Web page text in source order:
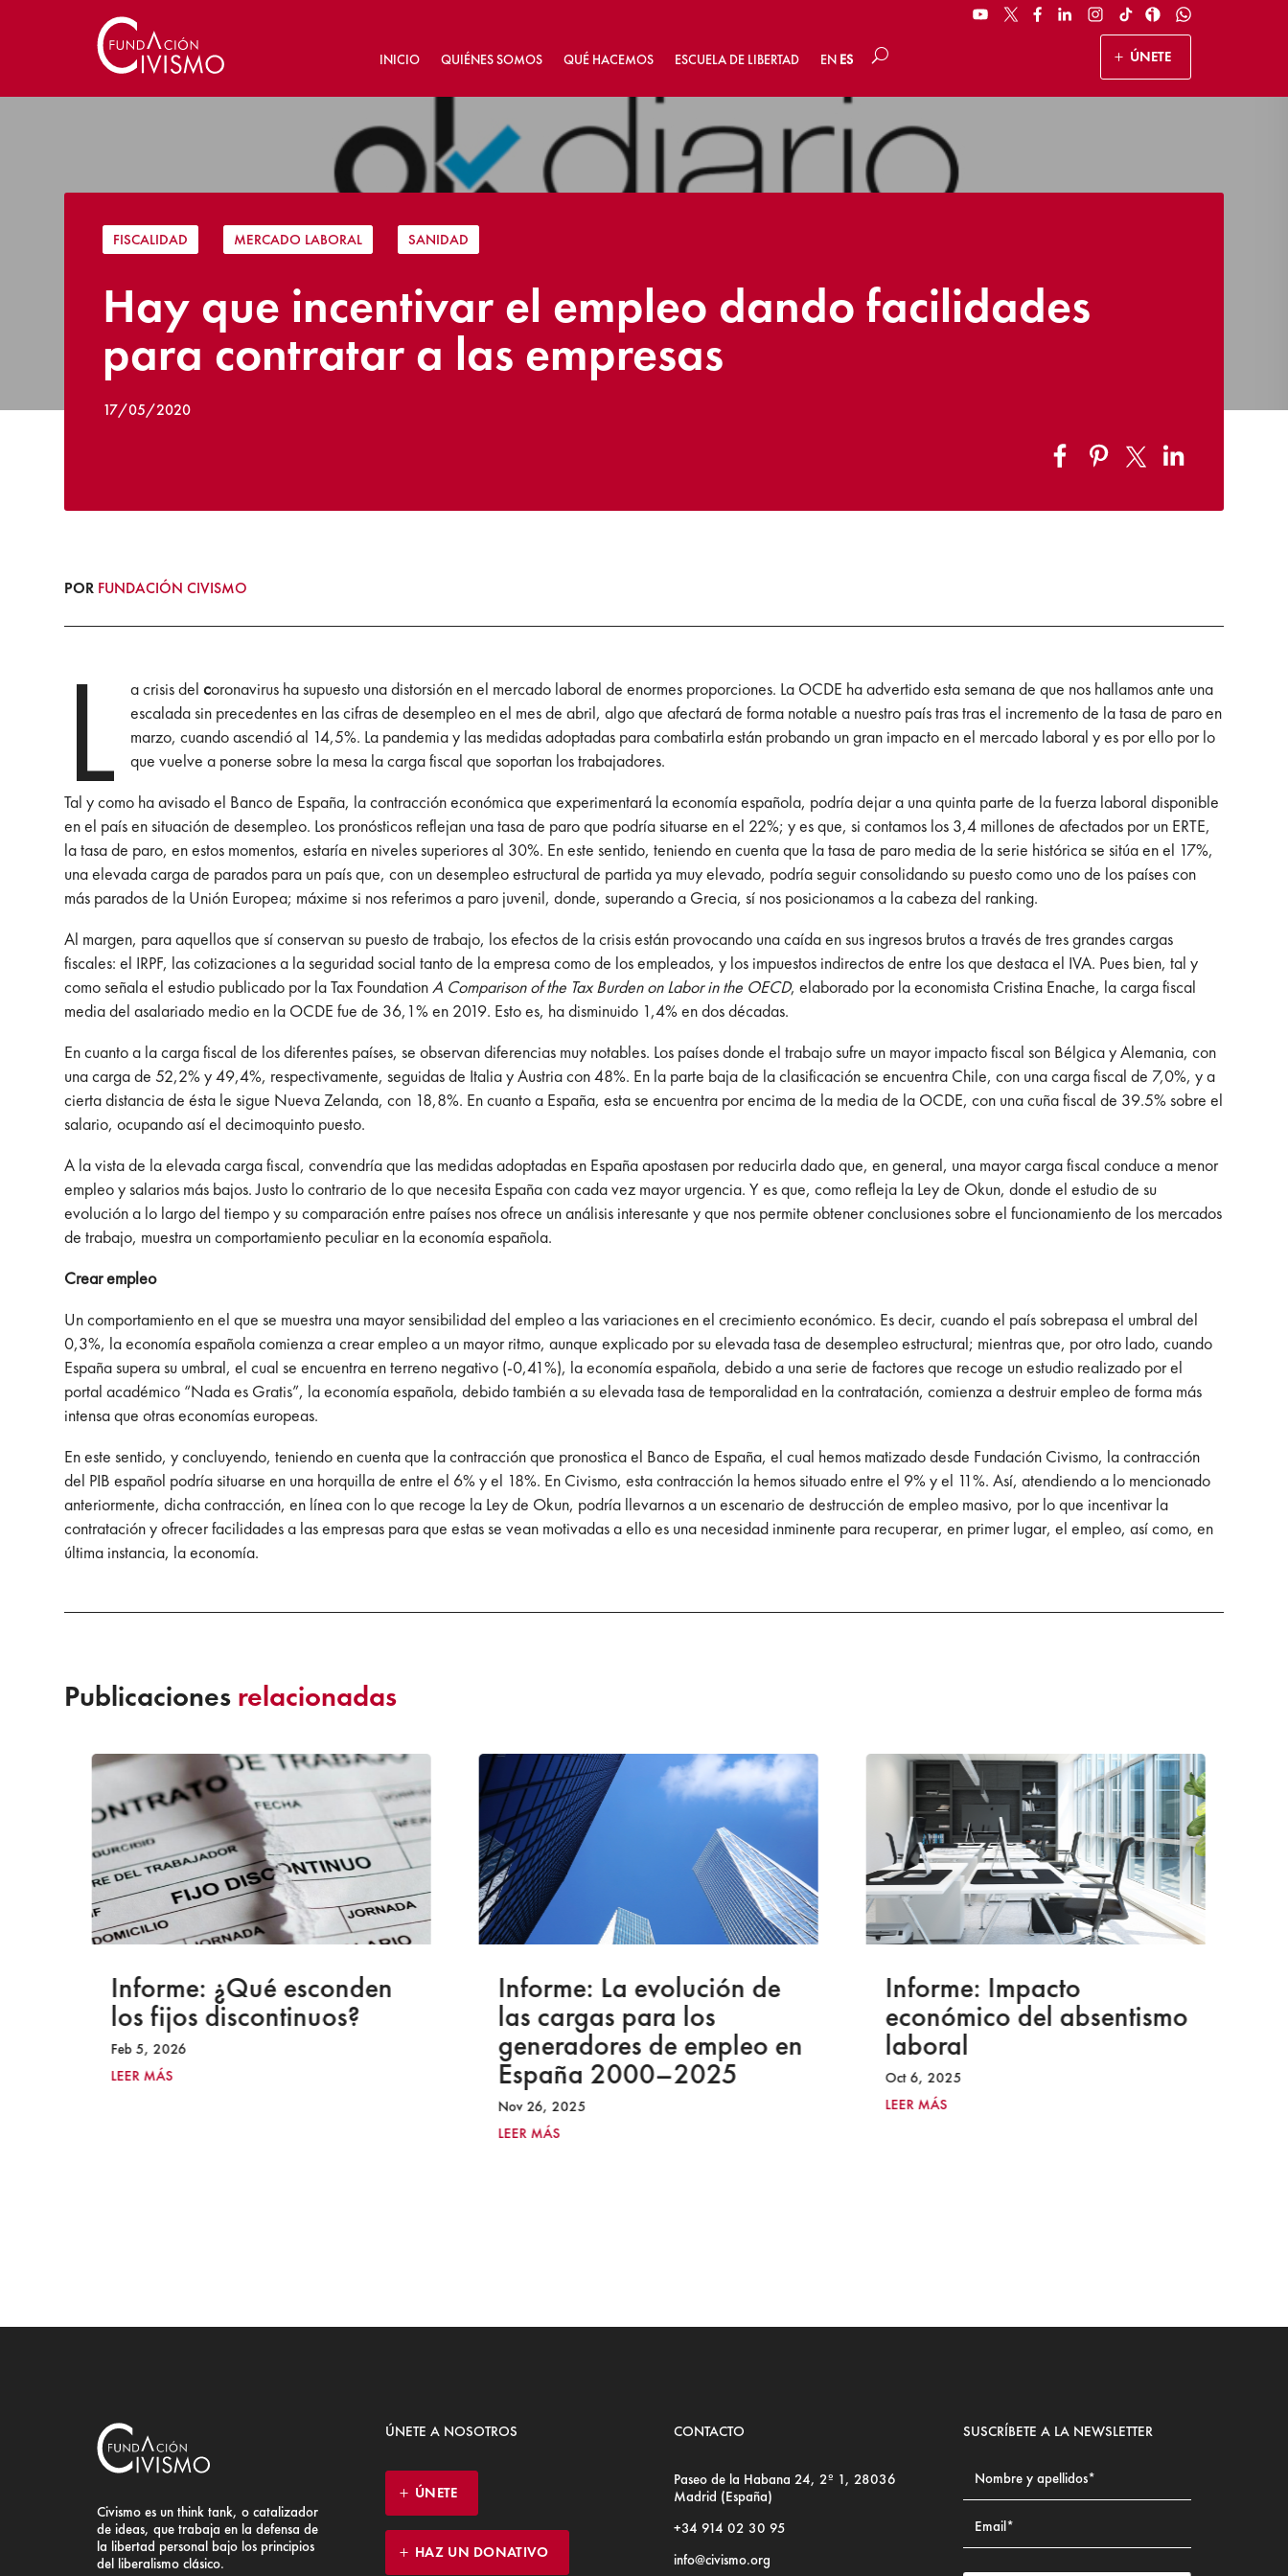
INICIO QUIÉNES SOMOS QUÉ HACEMOS ESCUELA DE LIBERTAD EN ES ÚNETE
FISCALIDAD MERCADO LABORAL SANIDAD
Hay que incentivar el empleo dando facilidades
para contratar a las empresas
17/05/2020
POR FUNDACIÓN CIVISMO
L a crisis delcoronavirus ha supuesto una distorsión en el mercado laboral de enormes proporciones. La OCDE ha advertido esta semana de que nos hallamos ante una
escalada sin precedentes en las cifras de desempleo en el mes de abril, algo que afectará de forma notable a nuestro país tras tras el incremento de la tasa de paro en
marzo, cuando ascendió al 14,5%. La pandemia y las medidas adoptadas para combatirla están probando un gran impacto en el mercado laboral y es por ello por lo
que vuelve a ponerse sobre la mesa la carga fiscal que soportan los trabajadores.
Tal y como ha avisado el Banco de España, la contracción económica que experimentará la economía española, podría dejar a una quinta parte de la fuerza laboral disponible
en el país en situación de desempleo. Los pronósticos reflejan una tasa de paro que podría situarse en el 22%; y es que, si contamos los 3,4 millones de afectados por un ERTE,
la tasa de paro, en estos momentos, estaría en niveles superiores al 30%. En este sentido, teniendo en cuenta que la tasa de paro media de la serie histórica se sitúa en el 17%,
una elevada carga de parados para un país que, con un desempleo estructural de partida ya muy elevado, podría seguir consolidando su puesto como uno de los países con
más parados de la Unión Europea; máxime si nos referimos a paro juvenil, donde, superando a Grecia, sí nos posicionamos a la cabeza del ranking.
Al margen, para aquellos que sí conservan su puesto de trabajo, los efectos de la crisis están provocando una caída en sus ingresos brutos a través de tres grandes cargas
fiscales: el IRPF, las cotizaciones a la seguridad social tanto de la empresa como de los empleados, y los impuestos indirectos de entre los que destaca el IVA. Pues bien, tal y
como señala el estudio publicado por la Tax FoundationA Comparison of the Tax Burden on Labor in the OECD, elaborado por la economista Cristina Enache, la carga fiscal
media del asalariado medio en la OCDE fue de 36,1% en 2019. Esto es, ha disminuido 1,4% en dos décadas.
En cuanto a la carga fiscal de los diferentes países, se observan diferencias muy notables. Los países donde el trabajo sufre un mayor impacto fiscal son Bélgica y Alemania, con
una carga de 52,2% y 49,4%, respectivamente, seguidas de Italia y Austria con 48%. En la parte baja de la clasificación se encuentra Chile, con una carga fiscal de 7,0%, y a
cierta distancia de ésta le sigue Nueva Zelanda, con 18,8%. En cuanto a España, esta se encuentra por encima de la media de la OCDE, con una cuña fiscal de 39.5% sobre el
salario, ocupando así el decimoquinto puesto.
A la vista de la elevada carga fiscal, convendría que las medidas adoptadas en España apostasen por reducirla dado que, en general, una mayor carga fiscal conduce a menor
empleo y salarios más bajos. Justo lo contrario de lo que necesita España con cada vez mayor urgencia. Y es que, como refleja la Ley de Okun, donde el estudio de su
evolución a lo largo del tiempo y su comparación entre países nos ofrece un análisis interesante y que nos permite obtener conclusiones sobre el funcionamiento de los mercados
de trabajo, muestra un comportamiento peculiar en la economía española.
Crear empleo
Un comportamiento en el que se muestra una mayor sensibilidad del empleo a las variaciones en el crecimiento económico. Es decir, cuando el país sobrepasa el umbral del
0,3%, la economía española comienza a crear empleo a un mayor ritmo, aunque explicado por su elevada tasa de desempleo estructural; mientras que, por otro lado, cuando
España supera su umbral, el cual se encuentra en terreno negativo (-0,41%), la economía española, debido a una serie de factores que recoge un estudio realizado por el
portal académico “Nada es Gratis”, la economía española, debido también a su elevada tasa de temporalidad en la contratación, comienza a destruir empleo de forma más
intensa que otras economías europeas.
En este sentido, y concluyendo, teniendo en cuenta que la contracción que pronostica el Banco de España, el cual hemos matizado desde Fundación Civismo, la contracción
del PIB español podría situarse en una horquilla de entre el 6% y el 18%. En Civismo, esta contracción la hemos situado entre el 9% y el 11%. Así, atendiendo a lo mencionado
anteriormente, dicha contracción, en línea con lo que recoge la Ley de Okun, podría llevarnos a un escenario de destrucción de empleo masivo, por lo que incentivar la
contratación y ofrecer facilidades a las empresas para que estas se vean motivadas a ello es una necesidad inminente para recuperar, en primer lugar, el empleo, así como, en
última instancia, la economía.
Publicaciones relacionadas
Informe: ¿Qué esconden
los fijos discontinuos?
Feb 5, 2026
LEER MÁS
Informe: La evolución de
las cargas para los
generadores de empleo en
España 2000–2025
Nov 26, 2025
LEER MÁS
Informe: Impacto
económico del absentismo
laboral
Oct 6, 2025
LEER MÁS
Civismo es un think tank, o catalizador
de ideas, que trabaja en la defensa de
la libertad personal bajo los principios
del liberalismo clásico.
ÚNETE A NOSOTROS
ÚNETE
HAZ UN DONATIVO
CONTACTO
Paseo de la Habana 24, 2º 1, 28036
Madrid (España)
+34 914 02 30 95
info@civismo.org
SUSCRÍBETE A LA NEWSLETTER